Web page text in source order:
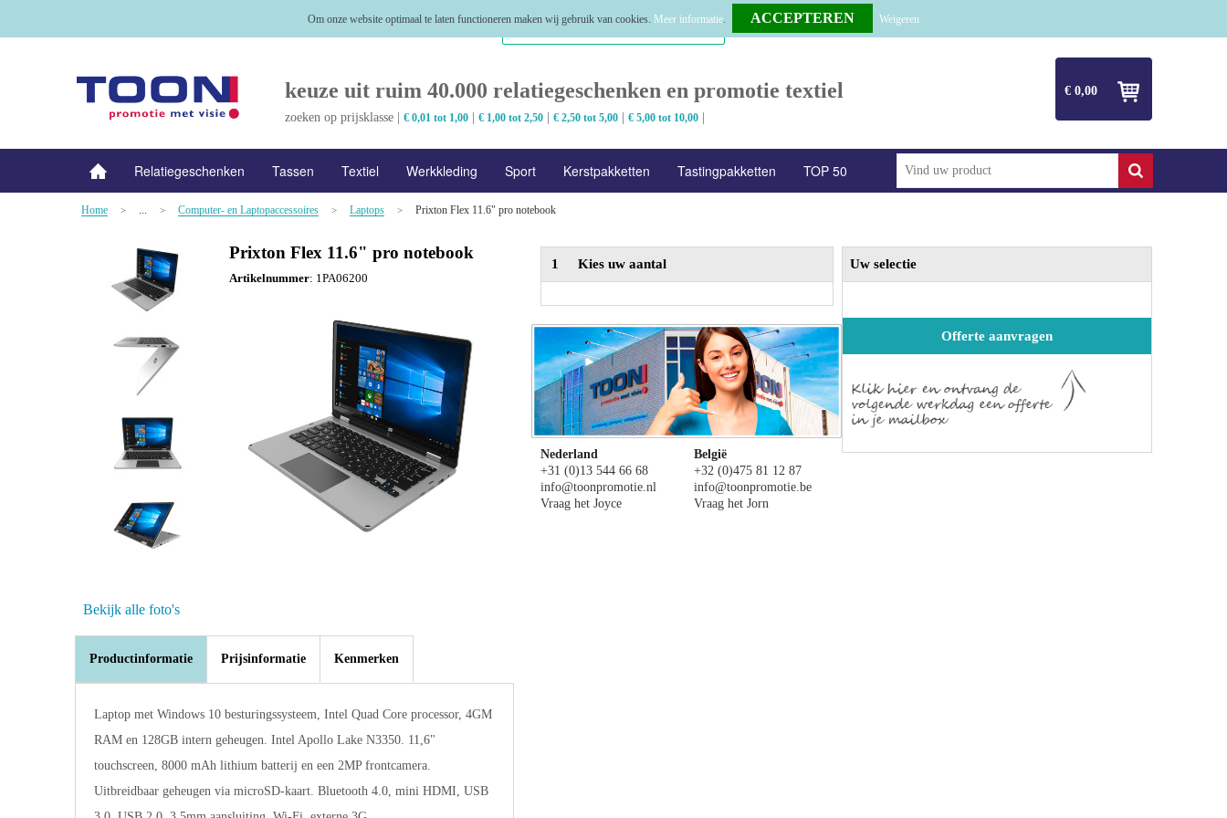
keuze uit ruim 40.000 relatiegeschenken en promotie textiel
zoeken op prijsklasse | € 0,01 tot 1,00| € 1,00 tot 2,50| € 2,50 tot 5,00| € 5,00 tot 10,00|
€ 0,00
Relatiegeschenken Tassen Textiel Werkkleding Sport Kerstpakketten Tastingpakketten TOP 50
NIEUW Alle categorieën
Home > ... > Computer- en Laptopaccessoires > Laptops > Prixton Flex 11.6" pro notebook
Bekijk alle foto's
Prixton Flex 11.6" pro notebook
Artikelnummer: 1PA06200
1 Kies uw aantal Uw selectie
Offerte aanvragen
Nederland
+31 (0)13 544 66 68
info@toonpromotie.nl
Vraag het Joyce
België
+32 (0)475 81 12 87
info@toonpromotie.be
Vraag het Jorn
Productinformatie Prijsinformatie Kenmerken
Laptop met Windows 10 besturingssysteem, Intel Quad Core processor, 4GM
RAM en 128GB intern geheugen. Intel Apollo Lake N3350. 11,6"
touchscreen, 8000 mAh lithium batterij en een 2MP frontcamera.
Uitbreidbaar geheugen via microSD-kaart. Bluetooth 4.0, mini HDMI, USB
Om onze website optimaal te laten functioneren maken wij gebruik van cookies. Meer informatie. Weigeren